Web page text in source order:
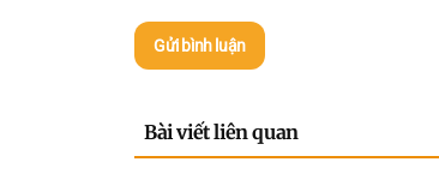
Gửi bình luận
Bài viết liên quan